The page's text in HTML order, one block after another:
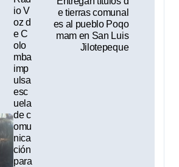
io V
oz d
e C
olo
mba
imp
ulsa
esc
uela
de c
omu
nica
ción
para
e tierras comunal
es al pueblo Poqo
mam en San Luis
Jilotepeque